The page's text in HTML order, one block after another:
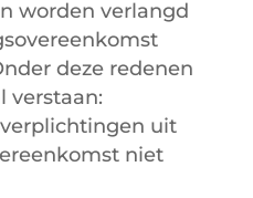
worden verlangd
deze redenen
verstaan:
uit
niet